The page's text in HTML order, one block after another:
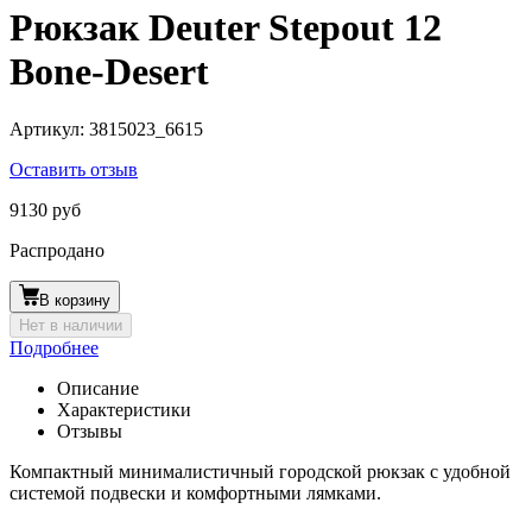
Рюкзак Deuter Stepout 12
Bone-Desert
Артикул: 3815023_6615
Оставить отзыв
9130 руб
Распродано
В корзину
Нет в наличии
Подробнее
Описание
Характеристики
Отзывы
Компактный минималистичный городской рюкзак с удобной
системой подвески и комфортными лямками.